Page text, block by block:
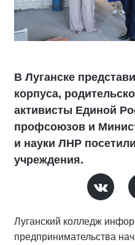
В Луганске
корпуса,
активисты Единой
профсоюзов и
и науки ЛНР
учреждения.
Луганский колледж
предпринимательства